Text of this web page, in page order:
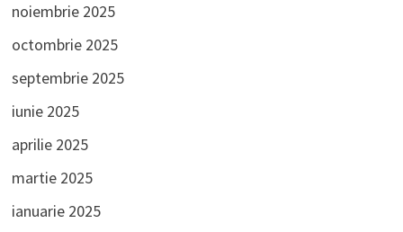
noiembrie 2025
octombrie 2025
septembrie 2025
iunie 2025
aprilie 2025
martie 2025
ianuarie 2025